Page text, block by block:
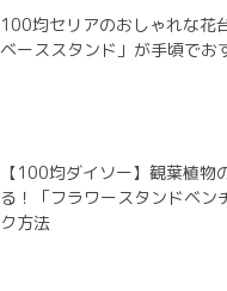
100均セリアのおしゃれな花
ベーススタンド」が手頃でお
【100均ダイソー】観葉植物
る！「フラワースタンドベン
ク方法